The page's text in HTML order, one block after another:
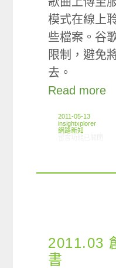
模式在線上
些檔案。谷
限制，避免
去。
Read more
2011-05-13
insightxplorer
網路新知
2011.03
書